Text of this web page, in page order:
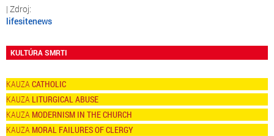
lifesitenews
KULTÚRA SMRTI
CATHOLIC
LITURGICAL ABUSE
MODERNISM IN THE CHURCH
MORAL FAILURES OF CLERGY